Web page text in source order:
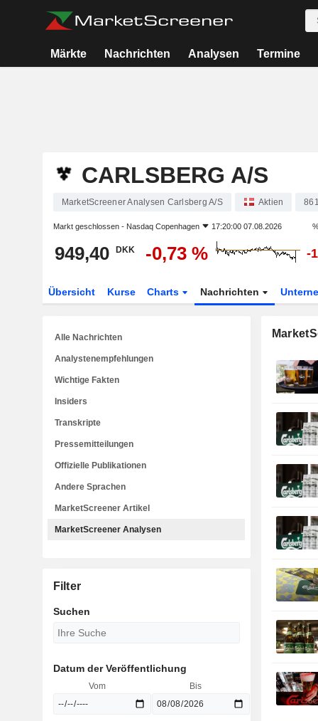
Märkte Nachrichten Analysen Termine
CARLSBERG A/S
MarketScreener Analysen Carlsberg A/S Aktien
Markt geschlossen - Nasdaq Copenhagen 17:20:00 07.08.2026
949,40 DKK -0,73 % -
Übersicht Kurse Charts Nachrichten
Alle Nachrichten
Analystenempfehlungen
Wichtige Fakten
Insiders
Transkripte
Pressemitteilungen
Offizielle Publikationen
Andere Sprachen
MarketScreener Artikel
MarketScreener Analysen
Filter
Suchen
Datum der Veröffentlichung
Vom Bis